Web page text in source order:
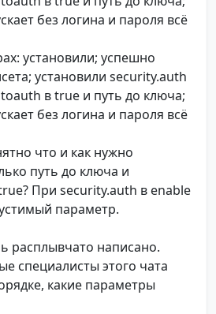
без логина и пароля всё
установили; успешно
установили security.auth
в true и путь до ключа;
без логина и пароля всё
что и как нужно
путь до ключа и
При security.auth в enable
параметр.
расплывчато написано.
специалисты этого чата
какие параметры